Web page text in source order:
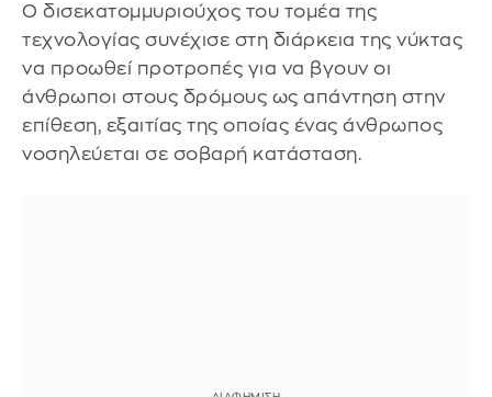
Ο δισεκατομμυριούχος του τομέα της
τεχνολογίας συνέχισε στη διάρκεια της νύκτας
να προωθεί προτροπές για να βγουν οι
άνθρωποι στους δρόμους ως απάντηση στην
επίθεση, εξαιτίας της οποίας ένας άνθρωπος
νοσηλεύεται σε σοβαρή κατάσταση.